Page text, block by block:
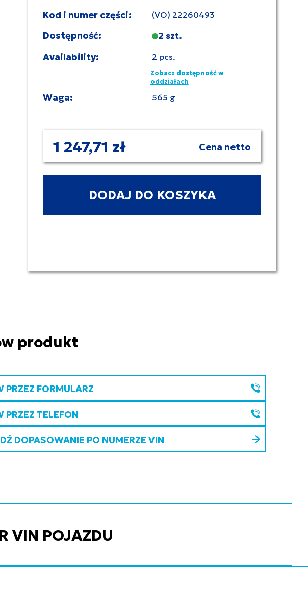
Kod i numer części: (VO) 22260493
Dostępność: 2 szt.
Availability: 2 pcs.
Zobacz dostępność w
oddziałach
Waga: 565 g
1 247,71 zł Cena netto
DODAJ DO KOSZYKA
produkt
PRZEZ FORMULARZ
PRZEZ TELEFON
DOPASOWANIE PO NUMERZE VIN
VIN POJAZDU